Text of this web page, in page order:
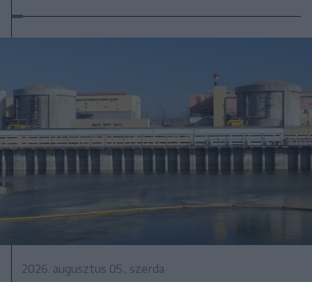
2026. augusztus 05., szerda